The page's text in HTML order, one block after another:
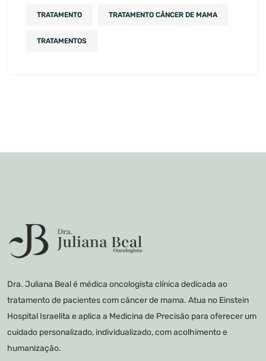
TRATAMENTO TRATAMENTO CÂNCER DE MAMA
TRATAMENTOS
Dra. Juliana Beal é médica oncologista clínica dedicada ao
tratamento de pacientes com câncer de mama. Atua no Einstein
Hospital Israelita e aplica a Medicina de Precisão para oferecer um
cuidado personalizado, individualizado, com acolhimento e
humanização.